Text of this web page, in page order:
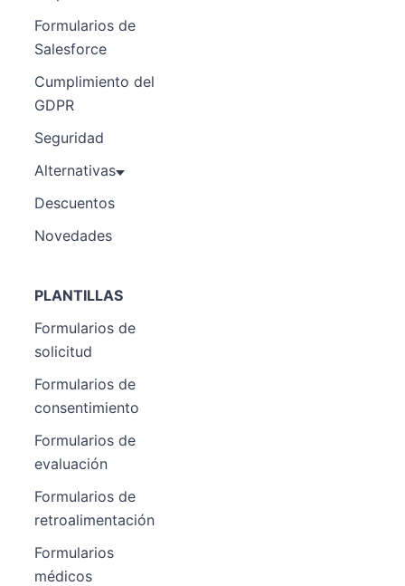
Formularios de
Salesforce
Cumplimiento del
GDPR
Seguridad
Alternativas
Descuentos
Novedades
PLANTILLAS
Formularios de
solicitud
Formularios de
consentimiento
Formularios de
evaluación
Formularios de
retroalimentación
Formularios
médicos